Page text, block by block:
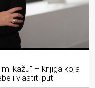
kažu” – knjiga koja
i vlastiti put